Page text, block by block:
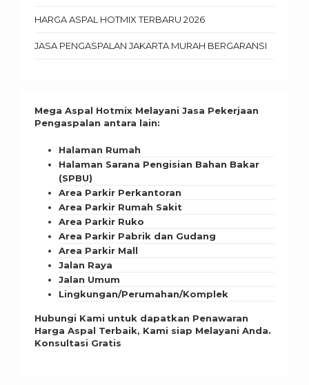
HARGA ASPAL HOTMIX TERBARU 2026
JASA PENGASPALAN JAKARTA MURAH BERGARANSI
Mega Aspal Hotmix Melayani Jasa Pekerjaan
Pengaspalan antara lain:
Halaman Rumah
Halaman Sarana Pengisian Bahan Bakar
(SPBU)
Area Parkir Perkantoran
Area Parkir Rumah Sakit
Area Parkir Ruko
Area Parkir Pabrik dan Gudang
Area Parkir Mall
Jalan Raya
Jalan Umum
Lingkungan/Perumahan/Komplek
Hubungi Kami untuk dapatkan Penawaran
Harga Aspal Terbaik, Kami siap Melayani Anda.
Konsultasi Gratis